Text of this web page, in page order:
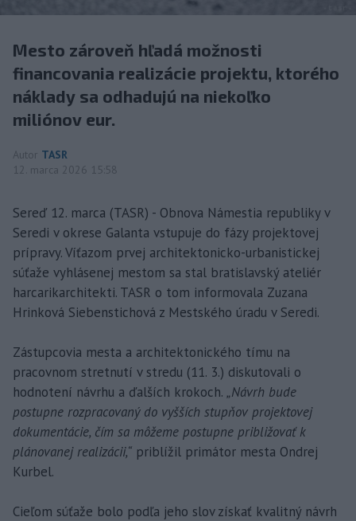
Mesto zároveň hľadá možnosti
financovania realizácie projektu, ktorého
náklady sa odhadujú na niekoľko
miliónov eur.
Autor TASR
12. marca 2026 15:58
Sereď 12. marca (TASR) - Obnova Námestia republiky v
Seredi v okrese Galanta vstupuje do fázy projektovej
prípravy. Víťazom prvej architektonicko-urbanistickej
súťaže vyhlásenej mestom sa stal bratislavský ateliér
harcarikarchitekti. TASR o tom informovala Zuzana
Hrinková Siebenstichová z Mestského úradu v Seredi.
Zástupcovia mesta a architektonického tímu na
pracovnom stretnutí v stredu (11. 3.) diskutovali o
hodnotení návrhu a ďalších krokoch. „Návrh bude
postupne rozpracovaný do vyšších stupňov projektovej
dokumentácie, čím sa môžeme postupne približovať k
plánovanej realizácii,“ priblížil primátor mesta Ondrej
Kurbel.
Cieľom súťaže bolo podľa jeho slov získať kvalitný návrh